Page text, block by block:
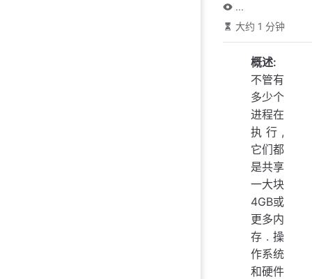
...
大约 1 分钟
概述:
不管有
多少个
进程在
执行,
它们都
是共享
一大块
4GB或
更多内
存.操
作系统
和硬件